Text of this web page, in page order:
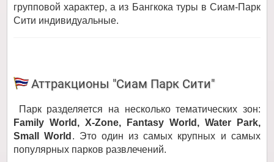
групповой характер, а из Бангкока туры в Сиам-Парк
Сити индивидуальные.
Аттракционы "Сиам Парк Сити"
Парк разделяется на несколько тематических зон:
Family World, X-Zone, Fantasy World, Water Park,
Small World . Это один из самых крупных и самых
популярных парков развлечений.